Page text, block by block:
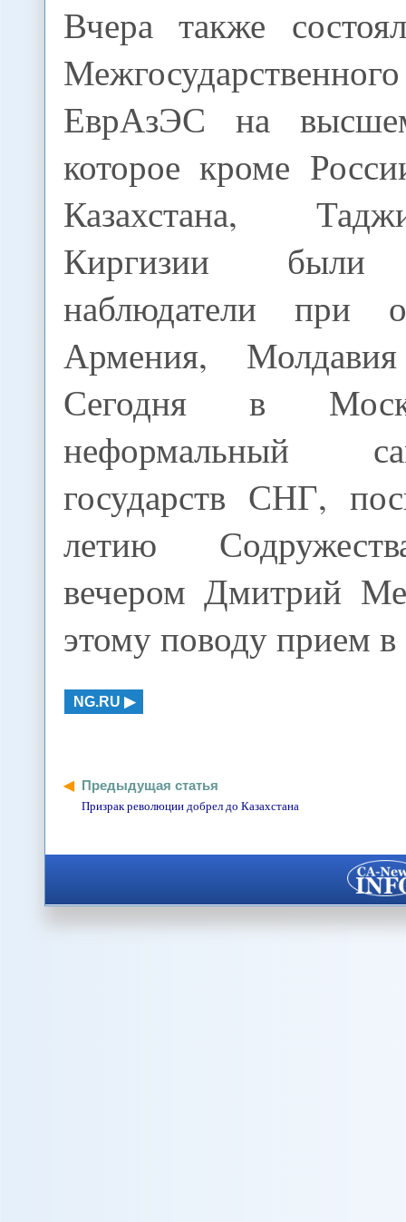
Вчера также
ЕврАзЭС на
которое кроме
Казахстана,
Киргизии были
наблюдатели при
Армения,
Сегодня в
неформальный
государств СНГ,
летию
вечером Дмитрий
этому поводу прием
NG.RU
Предыдущая статья
Призрак революции добрел до Казахстана